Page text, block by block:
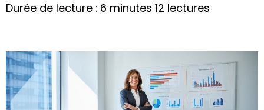
Durée de lecture : 6 minutes 12 lectures